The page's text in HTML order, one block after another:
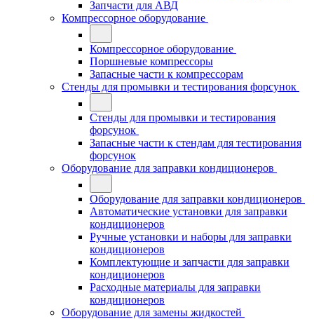
Запчасти для АВД
Компрессорное оборудование
Компрессорное оборудование
Поршневые компрессоры
Запасные части к компрессорам
Стенды для промывки и тестирования форсунок
Стенды для промывки и тестирования
форсунок
Запасные части к стендам для тестирования
форсунок
Оборудование для заправки кондиционеров
Оборудование для заправки кондиционеров
Автоматические установки для заправки
кондиционеров
Ручные установки и наборы для заправки
кондиционеров
Комплектующие и запчасти для заправки
кондиционеров
Расходные материалы для заправки
кондиционеров
Оборудование для замены жидкостей